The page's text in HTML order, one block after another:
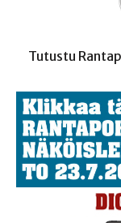
Tutustu